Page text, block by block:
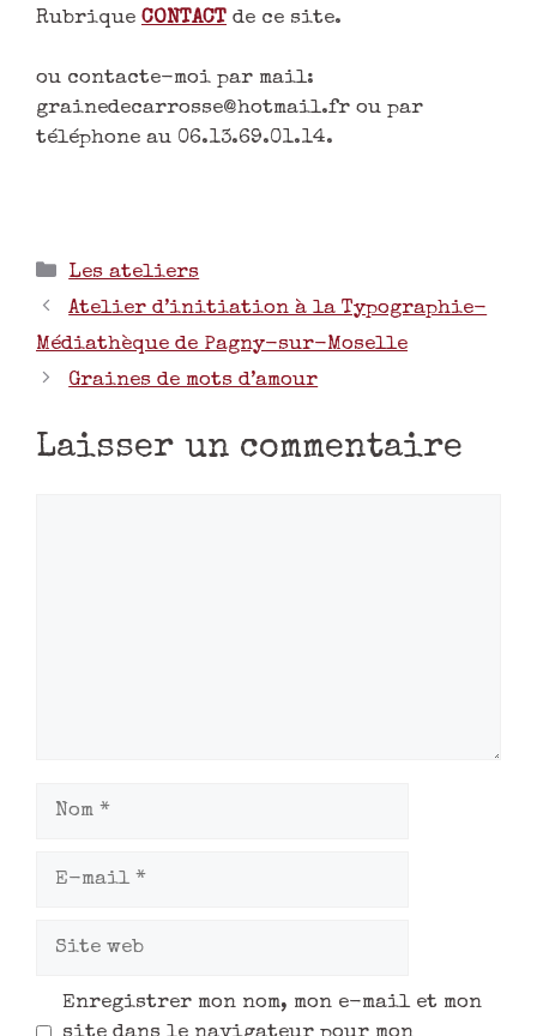
Rubrique CONTACT de ce site.
ou contacte-moi par mail:
grainedecarrosse@hotmail.fr ou par
téléphone au 06.13.69.01.14.
Les ateliers
Atelier d’initiation à la Typographie-
Médiathèque de Pagny-sur-Moselle
Graines de mots d’amour
Laisser un commentaire
Enregistrer mon nom, mon e-mail et mon